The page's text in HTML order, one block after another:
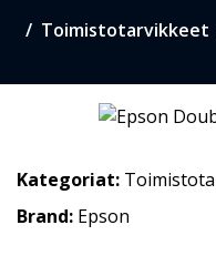
Toimistotarvikkeet
Kategoriat:
Brand: Epson